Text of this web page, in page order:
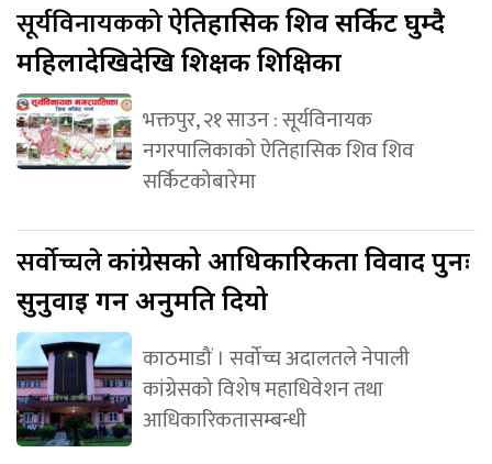
सूर्यविनायककोऐतिहासिक शिव सर्किट घुम्दै
महिलादेखिदेखि शिक्षक शिक्षिका
भक्तपुर, २१ साउन : सूर्यविनायक
नगरपालिकाको ऐतिहासिक शिव शिव
सर्किटकोबारेमा
सर्वोच्चलेकांग्रेसको आधिकारिकता विवाद पुनः
सुनुवाइ गर्न अनुमति दियो
काठमाडौं । सर्वोच्च अदालतले नेपाली
कांग्रेसको विशेष महाधिवेशन तथा
आधिकारिकतासम्बन्धी